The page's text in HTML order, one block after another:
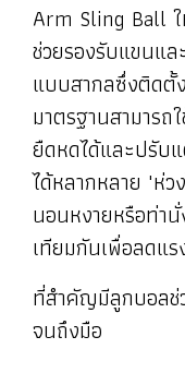
Arm Sling Ball
ช่วยรองรับแขนแ
แบบสากลซึ่งติด
มาตรฐานสามาร
ยืดหดได้และปรับ
ได้หลากหลาย 'ห่ว
นอนหงายหรือท่า
เทียมกันเพื่อลดแ
ที่สำคัญมีลูกบอลช่
จนถึงมือ